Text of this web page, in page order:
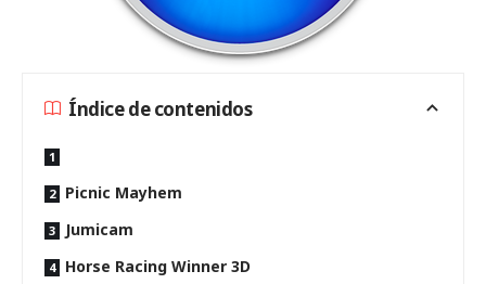
Índice de contenidos
Picnic Mayhem
Jumicam
Horse Racing Winner 3D